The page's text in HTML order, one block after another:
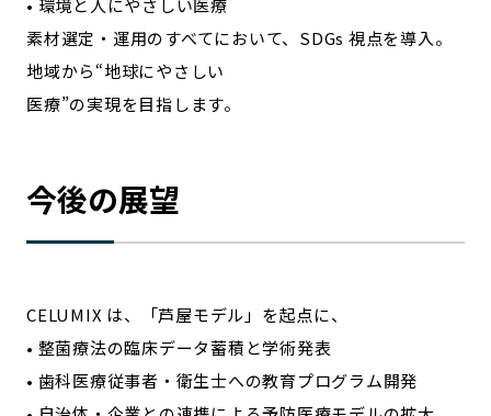
• 環境と人にやさしい医療
素材選定・運用のすべてにおいて、SDGs 視点を導入。
地域から“地球にやさしい
医療”の実現を目指します。
今後の展望
CELUMIX は、「芦屋モデル」を起点に、
• 整菌療法の臨床データ蓄積と学術発表
• 歯科医療従事者・衛生士への教育プログラム開発